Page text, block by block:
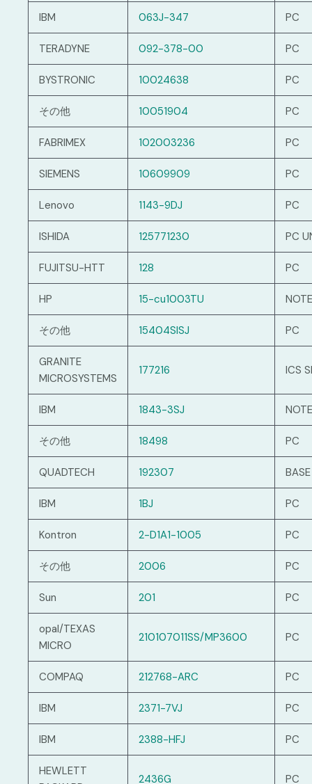
IBM 063J-347 PC
TERADYNE 092-378-00 PC
BYSTRONIC 10024638 PC
その他 10051904 PC
FABRIMEX 102003236 PC
SIEMENS 10609909 PC
Lenovo 1143-9DJ PC
ISHIDA 125771230 PC
FUJITSU-HTT 128 PC
HP 15-cu1003TU
その他 15404SISJ PC
GRANITE
MICROSYSTEMS
177216 ICS
IBM 1843-3SJ
その他 18498 PC
QUADTECH 192307
IBM 1BJ PC
Kontron 2-D1A1-1005 PC
その他 2006 PC
Sun 201 PC
opal/TEXAS
MICRO
210107011SS/MP3600 PC
COMPAQ 212768-ARC PC
IBM 2371-7VJ PC
IBM 2388-HFJ PC
HEWLETT
2436G PC